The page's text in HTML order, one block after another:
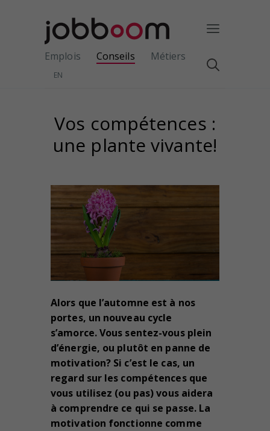
Emplois Conseils Métiers
EN
Vos compétences :
une plante vivante!
Alors que l’automne est à nos
portes, un nouveau cycle
s’amorce. Vous sentez-vous plein
d’énergie, ou plutôt en panne de
motivation? Si c’est le cas, un
regard sur les compétences que
vous utilisez (ou pas) vous aidera
à comprendre ce qui se passe. La
motivation fonctionne comme